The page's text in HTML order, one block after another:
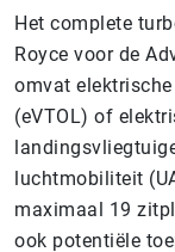
Het complete
Royce voor de
omvat
(eVTOL) of
luchtmobiliteit
maximaal 19
ook potentiële